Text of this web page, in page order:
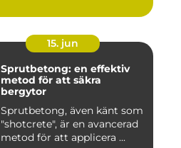
15. jun
Sprutbetong: en effektiv
metod för att säkra
bergytor
Sprutbetong, även känt som
"shotcrete", är en avancerad
metod för att applicera ...